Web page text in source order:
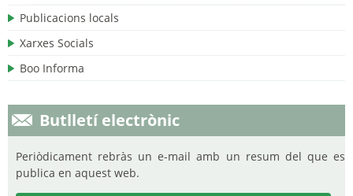
Publicacions locals
Xarxes Socials
Boo Informa
Butlletí electrònic
Periòdicament rebràs un e-mail amb un resum del que es
publica en aquest web.